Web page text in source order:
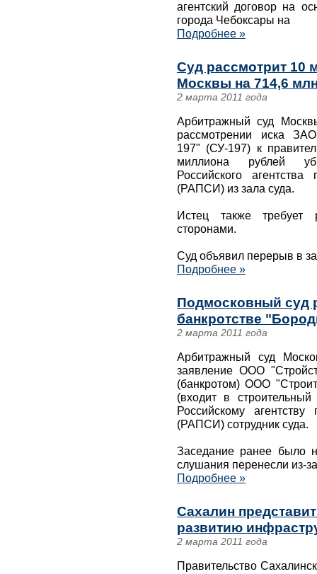
агентский договор на
города Чебоксары на
Подробнее »
Суд рассмотрит 10
Москвы на 714,6
2 марта 2011 года
Арбитражный суд
рассмотрении иска
197" (СУ-197) к
миллиона рублей
Российского
(РАПСИ) из зала суда.
Истец также требует
сторонами.
Суд объявил перерыв в
Подробнее »
Подмосковный суд
банкротстве
2 марта 2011 года
Арбитражный суд
заявление ООО
(банкротом) ООО
(входит в
Российскому
(РАПСИ) сотрудник суда.
Заседание ранее было
слушания перенесли из-
Подробнее »
Сахалин
развитию
2 марта 2011 года
Правительство